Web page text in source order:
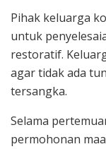
Pihak keluarga
untuk
restoratif.
agar tidak ada
tersangka.
Selama
permohonan